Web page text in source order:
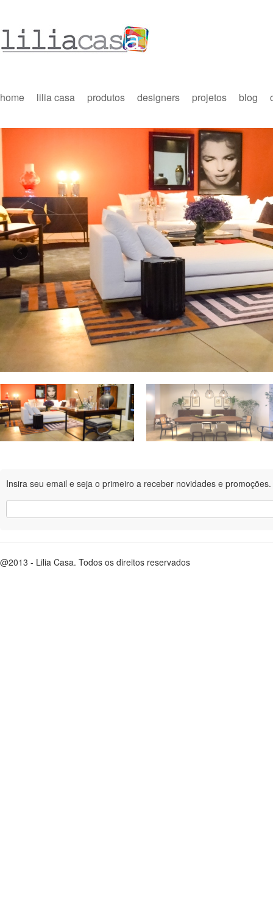
home lilia casa produtos designers projetos blog
Insira seu email e seja o primeiro a receber novidades e promoções.
@2013 - Lilia Casa. Todos os direitos reservados